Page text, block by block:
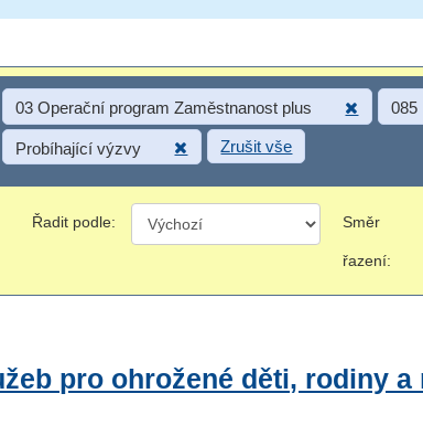
03 Operační program Zaměstnanost plus 085
Probíhající výzvy Zrušit vše
Řadit podle: Směr
řazení:
pro ohrožené děti, rodiny a